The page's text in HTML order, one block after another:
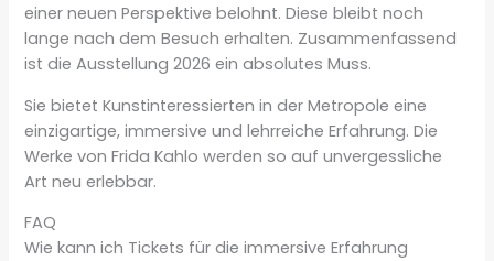
einer neuen Perspektive belohnt. Diese bleibt noch
lange nach dem Besuch erhalten. Zusammenfassend
ist die Ausstellung 2026 ein absolutes Muss.
Sie bietet Kunstinteressierten in der Metropole eine
einzigartige, immersive und lehrreiche Erfahrung. Die
Werke von Frida Kahlo werden so auf unvergessliche
Art neu erlebbar.
FAQ
Wie kann ich Tickets für die immersive Erfahrung